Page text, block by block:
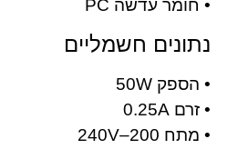
• חומר עדשה PC
נתונים חשמליים
• הספק 50W
• זרם 0.25A
• מתח 200–240V